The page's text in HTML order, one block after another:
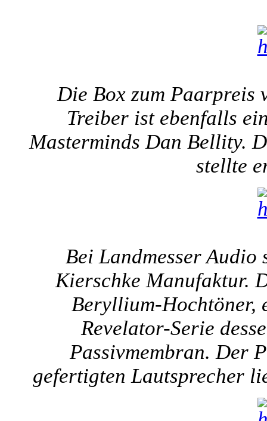
Die Box zum Paarpreis
Treiber ist ebenfalls
Masterminds Dan Bellity.
stellte
Bei Landmesser
Kierschke Manufaktur.
Beryllium-Hochtöner,
Revelator-Serie
Passivmembran. Der
gefertigten Lautsprecher